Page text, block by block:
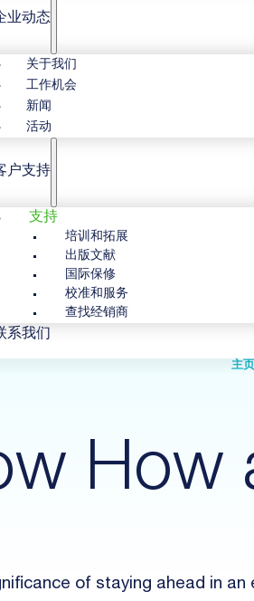
业动态
关于我们
工作机会
新闻
活动
户支持
支持
培训和拓展
出版文献
国际保修
校准和服务
查找经销商
系我们
How
主页
of staying ahead in